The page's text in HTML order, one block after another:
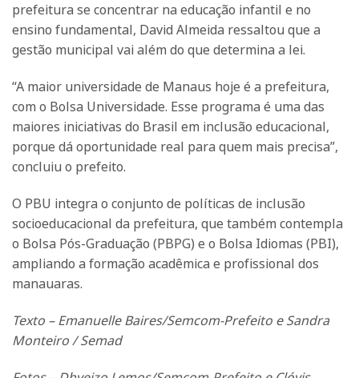
prefeitura se concentrar na educação infantil e no
ensino fundamental, David Almeida ressaltou que a
gestão municipal vai além do que determina a lei.
“A maior universidade de Manaus hoje é a prefeitura,
com o Bolsa Universidade. Esse programa é uma das
maiores iniciativas do Brasil em inclusão educacional,
porque dá oportunidade real para quem mais precisa”,
concluiu o prefeito.
O PBU integra o conjunto de políticas de inclusão
socioeducacional da prefeitura, que também contempla
o Bolsa Pós-Graduação (PBPG) e o Bolsa Idiomas (PBI),
ampliando a formação acadêmica e profissional dos
manauaras.
Texto – Emanuelle Baires/Semcom-Prefeito e Sandra
Monteiro / Semad